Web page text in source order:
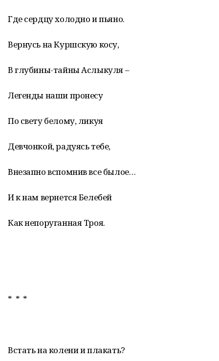
Где сердцу холодно и пьяно.
Вернусь на Куршскую косу,
В глубины-тайны Аслыкуля –
Легенды наши пронесу
По свету белому, ликуя
Девчонкой, радуясь тебе,
Внезапно вспомнив все былое…
И к нам вернется Белебей
Как непоруганная Троя.
* * *
Встать на колени и плакать?